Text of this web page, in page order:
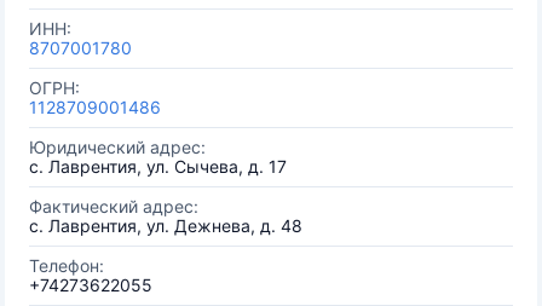
ИНН:
8707001780
ОГРН:
1128709001486
Юридический адрес:
с. Лаврентия, ул. Сычева, д. 17
Фактический адрес:
с. Лаврентия, ул. Дежнева, д. 48
Телефон:
+74273622055